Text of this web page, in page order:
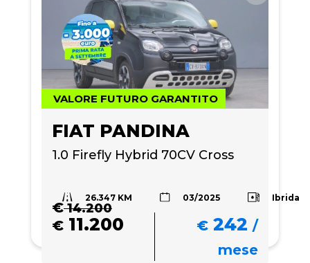
VALORE FUTURO GARANTITO
FIAT PANDINA
1.0 Firefly Hybrid 70CV Cross
26.347 KM 03/2025 Ibrida
€14.200
€ 11.200 € 242 /
mese